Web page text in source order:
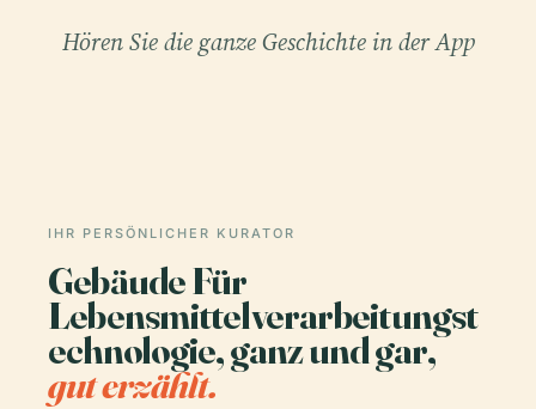
Hören Sie die ganze Geschichte in der App
IHR PERSÖNLICHER KURATOR
Gebäude Für
Lebensmittelverarbeitungst
echnologie, ganz und gar,
gut erzählt.